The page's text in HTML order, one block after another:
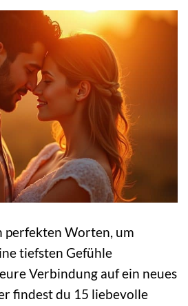
perfekten Worten, um
tiefsten Gefühle
Verbindung auf ein neues
findest du 15 liebevolle